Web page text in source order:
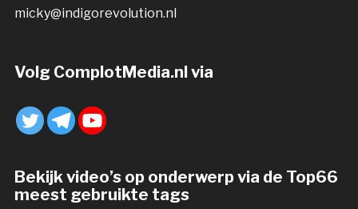
micky@indigorevolution.nl
Volg ComplotMedia.nl via
Bekijk video’s op onderwerp via de Top66
meest gebruikte tags